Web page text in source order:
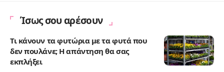
Ίσως σου αρέσουν
Τι κάνουν τα φυτώρια με τα φυτά που
δεν πουλάνε; Η απάντηση θα σας
εκπλήξει